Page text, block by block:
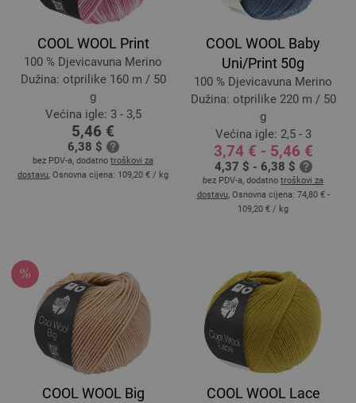
COOL WOOL Print
100 % Djevicavuna Merino
Dužina: otprilike 160 m / 50
g
Većina igle: 3 - 3,5
5,46 €
6,38 $
bez PDV-a, dodatno troškovi za
dostavu, Osnovna cijena: 109,20 € / kg
COOL WOOL Baby
Uni/Print 50g
100 % Djevicavuna Merino
Dužina: otprilike 220 m / 50
g
Većina igle: 2,5 - 3
3,74 € - 5,46 €
4,37 $ - 6,38 $
bez PDV-a, dodatno troškovi za
dostavu, Osnovna cijena: 74,80 € -
109,20 € / kg
COOL WOOL Big
COOL WOOL Lace